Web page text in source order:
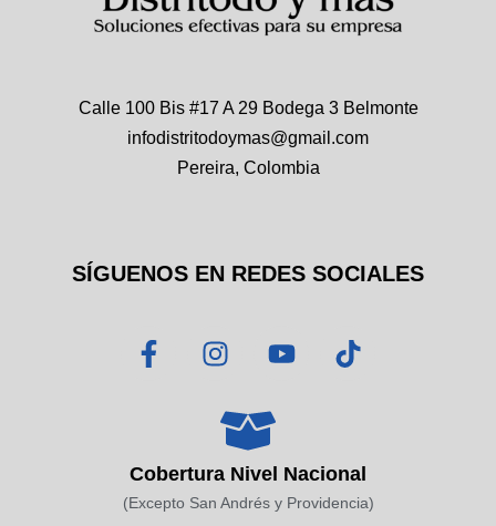
Calle 100 Bis #17 A 29 Bodega 3 Belmonte
infodistritodoymas@gmail.com
Pereira, Colombia
SÍGUENOS EN REDES SOCIALES
F
a
o
o
I
n
t
a
g
r
Y
o
b
e
T
i
k
Cobertura Nivel Nacional
(Excepto San Andrés y Providencia)